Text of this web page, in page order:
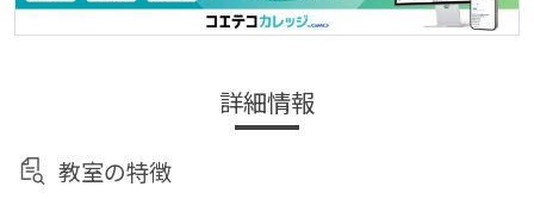
詳細情報
教室の特徴